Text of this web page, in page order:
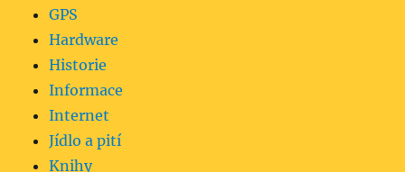
GPS
Hardware
Historie
Informace
Internet
Jídlo a pití
Knihy